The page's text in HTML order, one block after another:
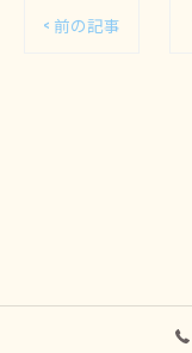
< 前の記事